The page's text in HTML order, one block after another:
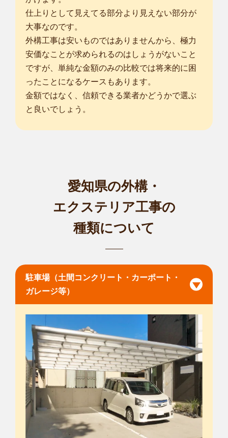
仕上りとして見えてる部分より見えない部分が
大事なのです。
外構工事は安いものではありませんから、極力
安価なことが求められるのはしょうがないこと
ですが、単純な金額のみの比較では将来的に困
ったことになるケースもあります。
金額ではなく、信頼できる業者かどうかで選ぶ
と良いでしょう。
愛知県の外構・
エクステリア工事の
種類について
駐車場（土間コンクリート・カーポート・
ガレージ等）